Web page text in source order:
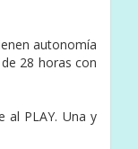
autonomía
28 horas con
al PLAY. Una y